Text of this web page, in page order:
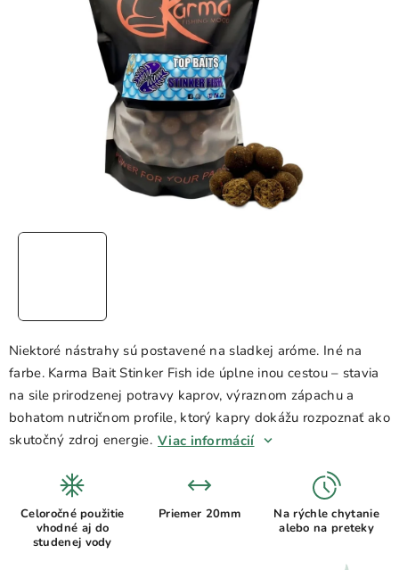
Niektoré nástrahy sú postavené na sladkej aróme. Iné na
farbe. Karma Bait Stinker Fish ide úplne inou cestou – stavia
na sile prirodzenej potravy kaprov, výraznom zápachu a
bohatom nutričnom profile, ktorý kapry dokážu rozpoznať ako
skutočný zdroj energie. Viac informácií
Celoročné použitie
vhodné aj do
studenej vody
Priemer 20mm
Na rýchle chytanie
alebo na preteky